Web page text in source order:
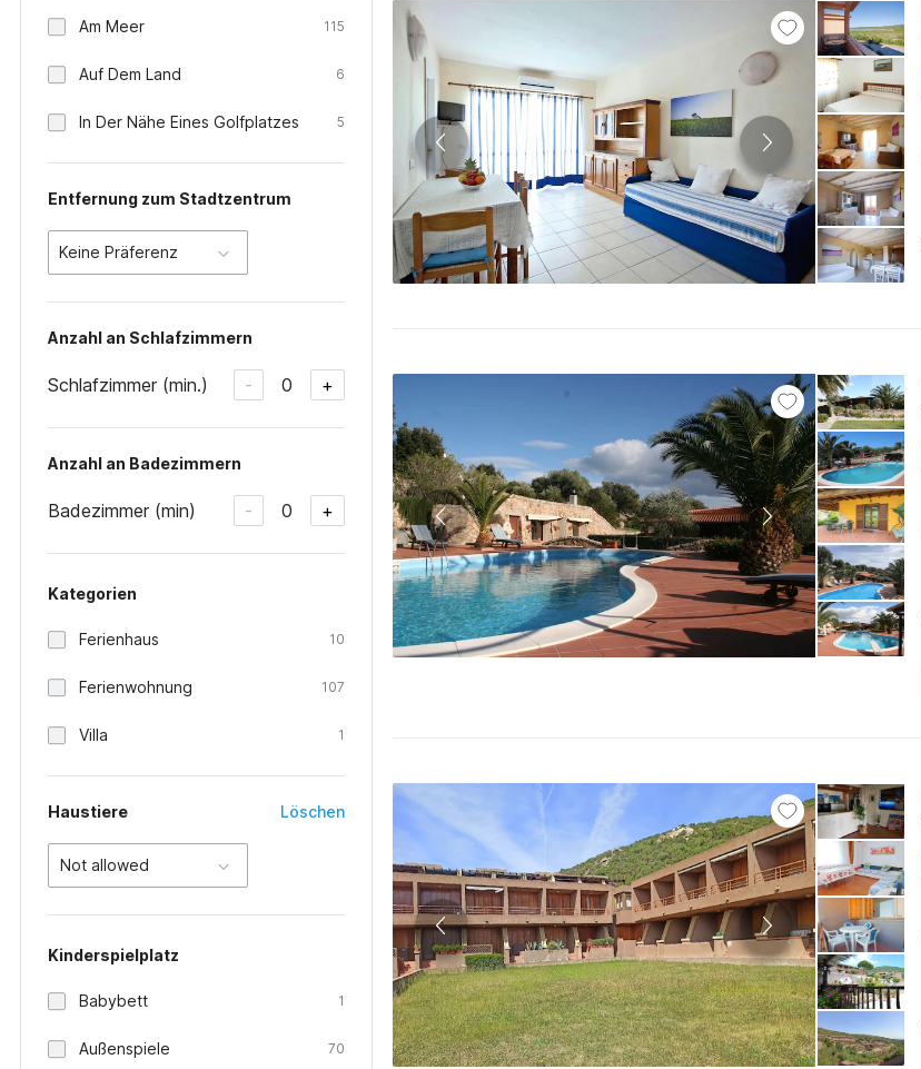
Am Meer 115
Auf Dem Land 6
In Der Nähe Eines Golfplatzes 5
Entfernung zum Stadtzentrum
Keine Präferenz
Anzahl an Schlafzimmern
Schlafzimmer (min.) - 0 +
Anzahl an Badezimmern
Badezimmer (min) - 0 +
Kategorien
Ferienhaus 10
Ferienwohnung 107
Villa 1
Haustiere Löschen
Not allowed
Kinderspielplatz
Babybett 1
Außenspiele 70